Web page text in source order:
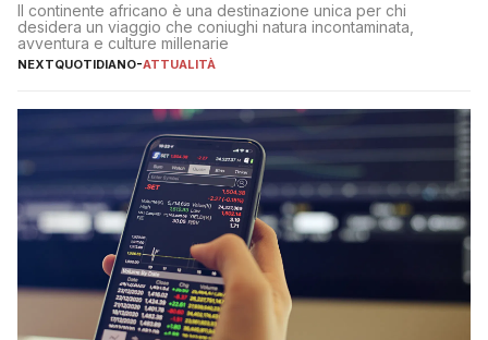
Il continente africano è una destinazione unica per chi
desidera un viaggio che coniughi natura incontaminata,
avventura e culture millenarie
NEXTQUOTIDIANO-ATTUALITÀ